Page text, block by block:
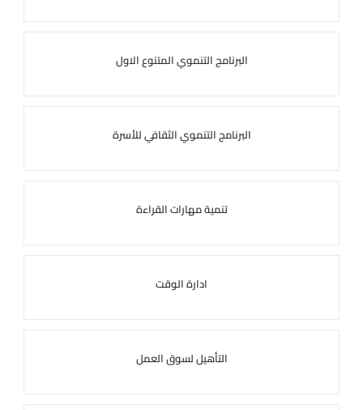
البرنامج التنموي المتنوع الاول
البرنامج التنموي الثقافي للأسرة
تنمية مهارات القراءة
ادارة الوقت
التأهيل لسوق العمل